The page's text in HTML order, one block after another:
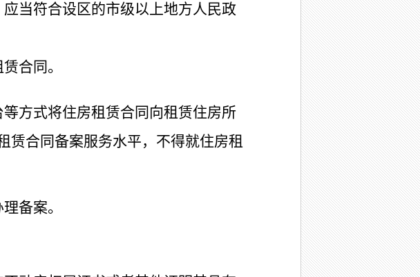
当符合设区的市级以上地方人民政
合同。
方式将住房租赁合同向租赁住房所
赁合同备案服务水平，不得就住房租
备案。